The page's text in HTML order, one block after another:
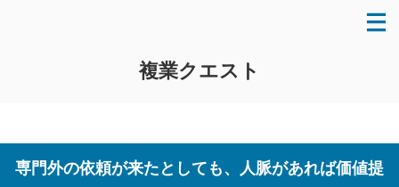
複業クエスト
専門外の依頼が来たとしても、人脈があれば価値提